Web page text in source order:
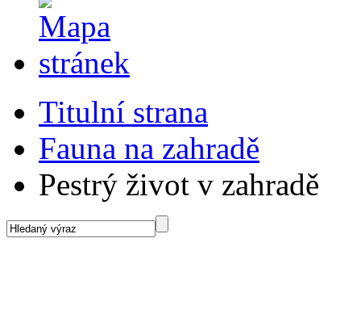
Titulní strana
Fauna na zahradě
Pestrý život v zahradě